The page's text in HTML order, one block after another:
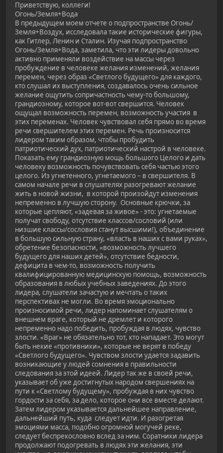
Приветствую, коллеги!
Огонь/Земля+Вода
В предыдущем моем отчете о подпространстве Огонь/
Земля+Воздух, исследовала такие исторические фигуры,
как Гитлер, Ленин и Сталин. Изучая подпространство
Огонь/Земля+Вода, заметила, что эти лидеры довольно
активно применяли воздействие на массы через
пробуждение в человеке желания изменений, желания
перемен, через образ «Светлого будущего» для каждого,
кто слушал их выступления, создавалось очень сильное
желание ощутить сопричастность чему-то большому,
грандиозному, которое вот-вот свершится. Человек
ощущал возможность перемен, возможность участия в
этих переменах. Человек чувствовал себя прямо во время
речи свершителем этих перемен. Речь произносится
лидером таким образом, чтобы пробудить
патриотический дух, патриотический настрой в человеке.
Показать ему грандиозную мощь большого Целого и дать
человеку возможность почувствовать себя частью этого
целого. Из угнетенного, угнетаемого – в свершителя. В
самом начале речи в слушателях разогревают желание
жить в новой жизни, в которой произойдут изменения
непременно в лучшую сторону. Основные крючки, за
которые цепляют, «задевая за живое» - это: угнетаемые
получат свободу, отсутствие классов/сословий (или
низшие классы/сословия станут высшими!), объединение
в большую сильную страну, «власть в наших с вами руках»,
обретение безопасности, «возможность лучшего
будущего для наших детей», отсутствие бедности,
дефицита в чем-то, возможность получить
квалифицированную медицинскую помощь, возможность
образования в любых учебных заведениях. До этого
лидера, слушатели зачастую и мечтать о таких
перспективах не могли. Во время эмоционально
произносимой речи, лидер напоминает слушателям о
внешнем враге, который не дремлет и которого
непременно надо победить, пробуждая в людях, чувство
злости. «Враг» не обязательно тот, кто нападает. Это могут
быть некие «противники», которые не верят в победу
«Светлого будущего». Чувством злости удается задавить
возникающие у людей сомнения в правильности
следования за этой идеей. Лидер так же в своей речи,
указывает об уже достигнутых народом свершениях на
пути к «Светлому будущему», пробуждая в них чувство
гордости за себя, за дело, которое они все вместе делают.
Затем лидером указывается дальнейшее направление,
дальнейший путь, куда следует идти. И разогретая
эмоциями масса, подобно огромной могучей реке,
следует беспрекословно вслед за ним. Соратники лидера
продолжают подогревать в людях эти желания, эти